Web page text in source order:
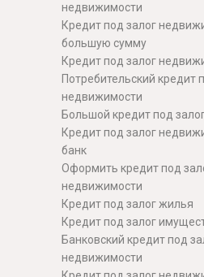
недвижимости
Кредит под залог
большую сумму
Кредит под залог
Потребительский кредит
недвижимости
Большой кредит под
Кредит под залог
банк
Оформить кредит под
недвижимости
Кредит под залог жилья
Кредит под залог
Банковский кредит под
недвижимости